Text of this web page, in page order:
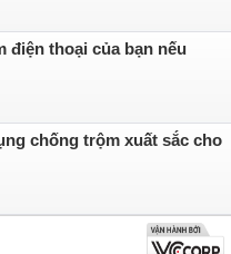
điện thoại của bạn nếu
chống trộm xuất sắc cho